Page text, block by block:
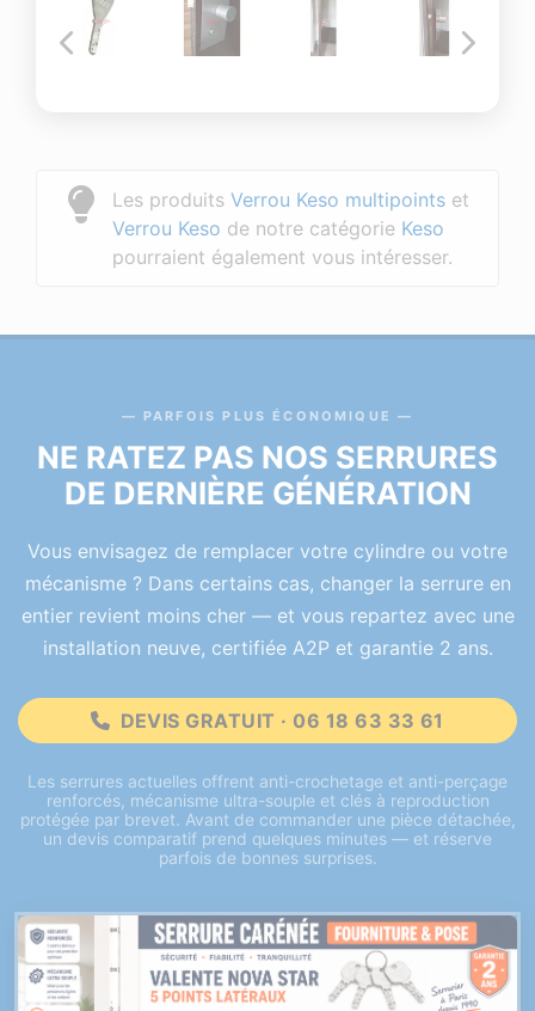
Les produitsVerrou Keso multipoints et
Verrou Keso de notre catégorie Keso
pourraient également vous intéresser.
PARFOIS PLUS ÉCONOMIQUE
NE RATEZ PAS NOS SERRURES
DE DERNIÈRE GÉNÉRATION
Vous envisagez de remplacer votre cylindre ou votre
mécanisme ? Dans certains cas, changer la serrure en
entier revient moins cher — et vous repartez avec une
installation neuve, certifiée A2P et garantie 2 ans.
DEVIS GRATUIT · 06 18 63 33 61
Les serrures actuelles offrent anti-crochetage et anti-perçage
renforcés, mécanisme ultra-souple et clés à reproduction
protégée par brevet. Avant de commander une pièce détachée,
un devis comparatif prend quelques minutes — et réserve
parfois de bonnes surprises.